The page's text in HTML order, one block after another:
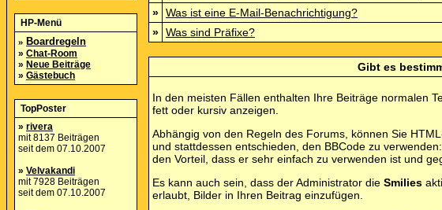
HP-Menü
» Boardregeln
» Chat-Room
» Neue Beiträge
» Gästebuch
TopPoster
» rivera
mit 8137 Beiträgen
seit dem 07.10.2007
» Velvakandi
mit 7928 Beiträgen
seit dem 07.10.2007
» Was ist eine E-Mail-Benachrichtigung?
» Was sind Präfixe?
Gibt es
In den meisten Fällen enthalten Ihre Beiträge normalen
fett oder kursiv anzeigen.
Abhängig von den Regeln des Forums, können Sie
und stattdessen entschieden, den BBCode zu
den Vorteil, dass er sehr einfach zu verwenden ist und
Es kann auch sein, dass der Administrator die Smilies
erlaubt, Bilder in Ihren Beitrag einzufügen.